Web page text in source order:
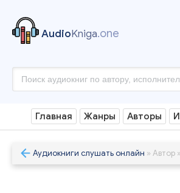
AudioKniga.one
Главная Жанры Авторы
Аудиокниги слушать онлайн » Автор